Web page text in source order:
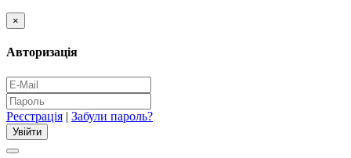
×
Авторизація
Реєстрація | Забули пароль?